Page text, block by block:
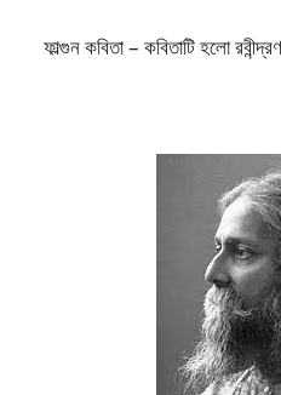
ফাল্গুন কবিতা – কবিতাটি হলো